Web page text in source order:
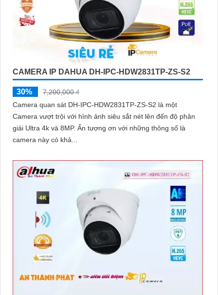
CAMERA IP DAHUA DH-IPC-HDW2831TP-ZS-S2
30%
7,200,000 ₫
Camera quan sát DH-IPC-HDW2831TP-ZS-S2 là một
Camera vượt trội với hình ảnh siêu sắt nét lên đến độ phân
giải Ultra 4k và 8MP. Ấn tượng ơn với những thông số là
camera này có khả...